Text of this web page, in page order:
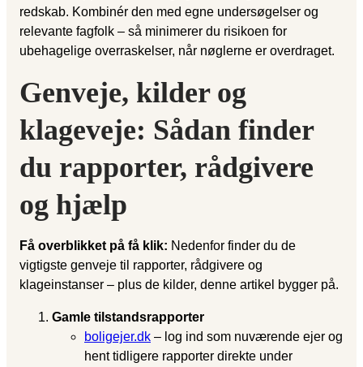
redskab. Kombinér den med egne undersøgelser og
relevante fagfolk – så minimerer du risikoen for
ubehagelige overraskelser, når nøglerne er overdraget.
Genveje, kilder og
klageveje: Sådan finder
du rapporter, rådgivere
og hjælp
Få overblikket på få klik: Nedenfor finder du de
vigtigste genveje til rapporter, rådgivere og
klageinstanser – plus de kilder, denne artikel bygger på.
Gamle tilstandsrapporter
boligejer.dk – log ind som nuværende ejer og
hent tidligere rapporter direkte under